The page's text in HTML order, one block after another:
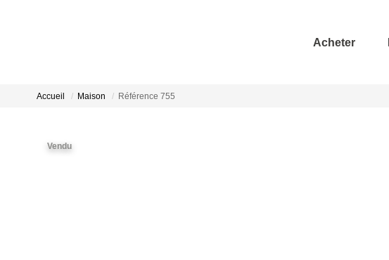
Acheter
Accueil Maison Référence 755
Vendu